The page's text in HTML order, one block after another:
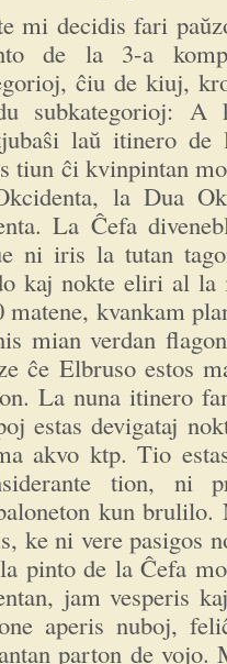
mi decidis fari
de la 3-a
ĉiu de kiuj,
subkategorioj:
laŭ itinero de
tiun ĉi kvinpintan
la Dua
La Ĉefa
ni iris la tutan
kaj nokte eliri al
matene, kvankam
mian verdan
ĉe Elbruso estos
La nuna itinero
estas devigataj
akvo ktp. Tio
tion, ni
kun
ke ni vere pasigos
pinto de la Ĉefa
jam vesperis
aperis nuboj,
parton de